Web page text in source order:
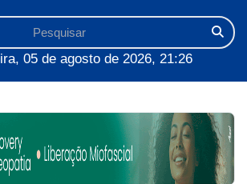
05 de agosto de 2026, 21:26